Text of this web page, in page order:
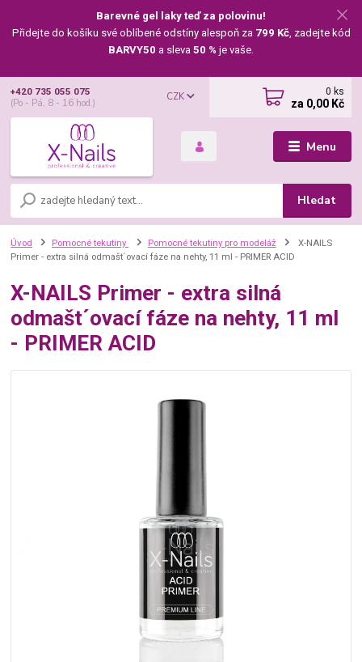
Barevné gel laky teď za polovinu!
Přidejte do košíku své oblíbené odstíny alespoň za 799 Kč, zadejte kód
BARVY50 a sleva 50 % je vaše.
Menu
CZK
Hledat
+420 735 055 075
(Po - Pá, 8 - 16 hod.)
0 ks
za 0,00 Kč
Úvod Pomocné tekutiny Pomocné tekutiny pro modeláž
X-NAILS
Primer - extra silná odmašt´ovací fáze na nehty, 11 ml - PRIMER ACID
X-NAILS Primer - extra silná
odmašt´ovací fáze na nehty, 11 ml
- PRIMER ACID